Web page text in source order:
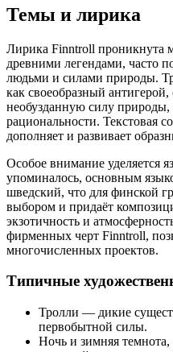
Темы и лирика
Лирика Finntroll проникнута
древними легендами, часто
людьми и силами природы.
как своеобразный
необузданную силу
рациональности. Текстовая
дополняет и развивает
Особое внимание уделяется
упоминалось, основным
шведский, что для финской
выбором и придаёт
экзотичность и
фирменных черт Finntroll,
многочисленных проектов.
Типичные
Тролли — дикие
первобытной силы.
Ночь и зимняя